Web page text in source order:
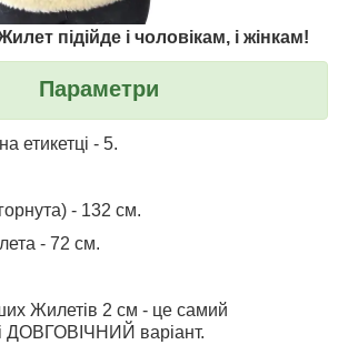
підійде і чоловікам, і жінкам!
Параметри
етикетці - 5.
- 132 см.
- 72 см.
Жилетів 2 см - це самий
варіант.